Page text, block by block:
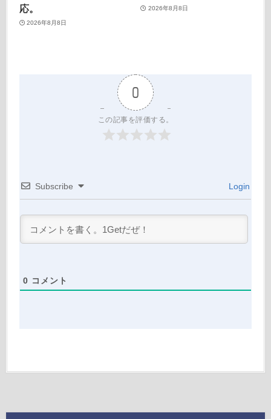
応。
2026年8月8日
2026年8月8日
0
この記事を評価する。
Subscribe Login
0 コメント